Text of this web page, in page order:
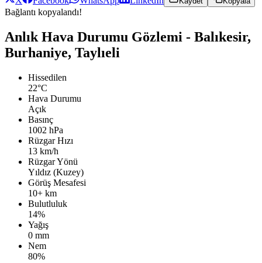
Bağlantı kopyalandı!
Anlık Hava Durumu Gözlemi - Balıkesir,
Burhaniye, Taylıeli
Hissedilen
22°C
Hava Durumu
Açık
Basınç
1002 hPa
Rüzgar Hızı
13 km/h
Rüzgar Yönü
Yıldız (Kuzey)
Görüş Mesafesi
10+ km
Bulutluluk
14%
Yağış
0 mm
Nem
80%